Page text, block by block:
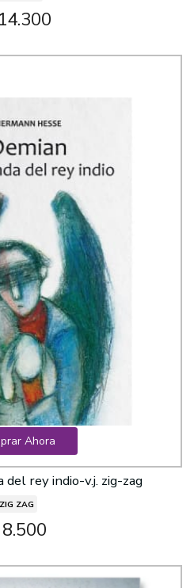
Ahora
rey indio-v.j. zig-zag
ZIG ZAG